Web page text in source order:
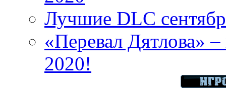
Лучшие DLC
«Перевал Дятлова»
2020!